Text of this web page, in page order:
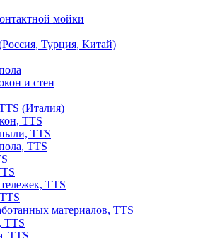
мойки
Турция, Китай)
и стен
(Италия)
TTS
TTS
TTS
TTS
материалов, TTS
TTS
TTS